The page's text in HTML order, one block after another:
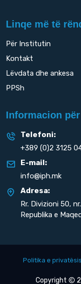
Linqe më të
Për Institutin
Kontakt
Lëvdata dhe ankesa
PPSh
Informacion
Telefoni:
+389 (0)2 3125
E-mail:
info@iph.mk
Adresa:
Rr. Divizioni 50,
Republika e
Politika e
Copyright